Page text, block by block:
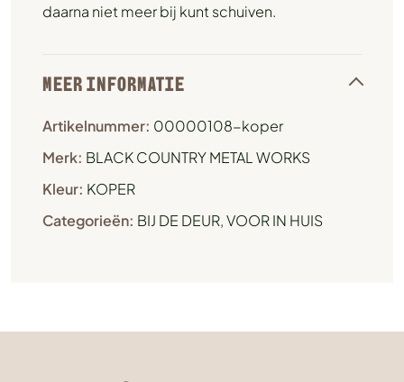
daarna niet meer bij kunt schuiven.
MEER INFORMATIE
Artikelnummer: 00000108-koper
Merk: BLACK COUNTRY METAL WORKS
Kleur: KOPER
Categorieën: BIJ DE DEUR,VOOR IN HUIS